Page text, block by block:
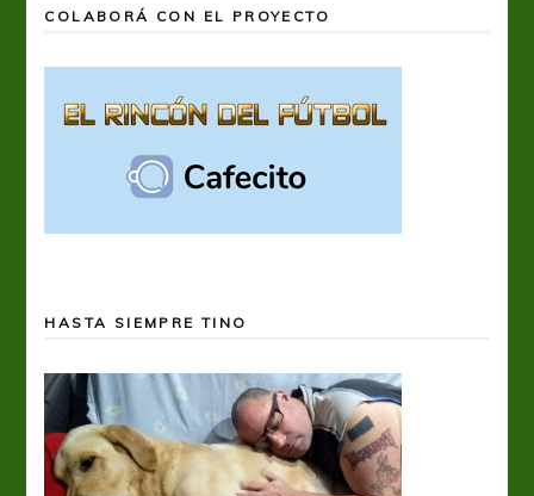
COLABORÁ CON EL PROYECTO
HASTA SIEMPRE TINO